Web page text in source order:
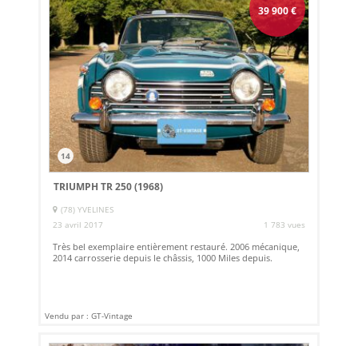
39 900€
14
TRIUMPH TR 250 (1968)
(78) YVELINES
23 avril 2017
1 783 vues
Très bel exemplaire entièrement restauré. 2006 mécanique,
2014 carrosserie depuis le châssis, 1000 Miles depuis.
Vendu par : GT-Vintage